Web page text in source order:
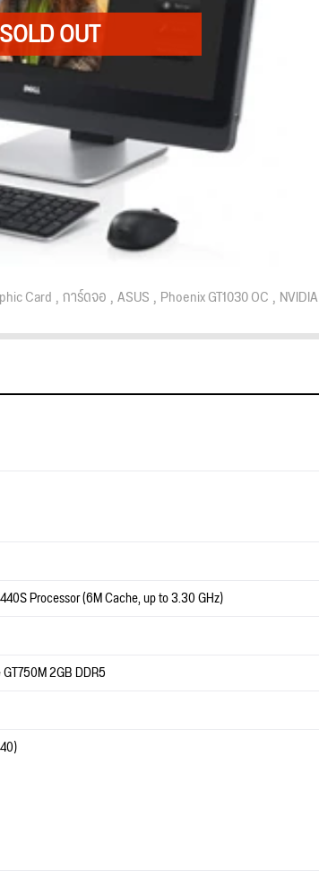
Card การ์ดจอ ASUS Phoenix GT1030 OC NVIDIA
Processor (6M Cache, up to 3.30 GHz)
2GB DDR5